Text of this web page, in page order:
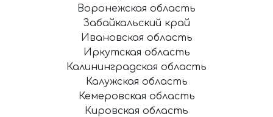
Воронежская область
Забайкальский край
Ивановская область
Иркутская область
Калининградская область
Калужская область
Кемеровская область
Кировская область